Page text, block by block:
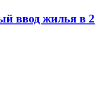
ввод жилья в